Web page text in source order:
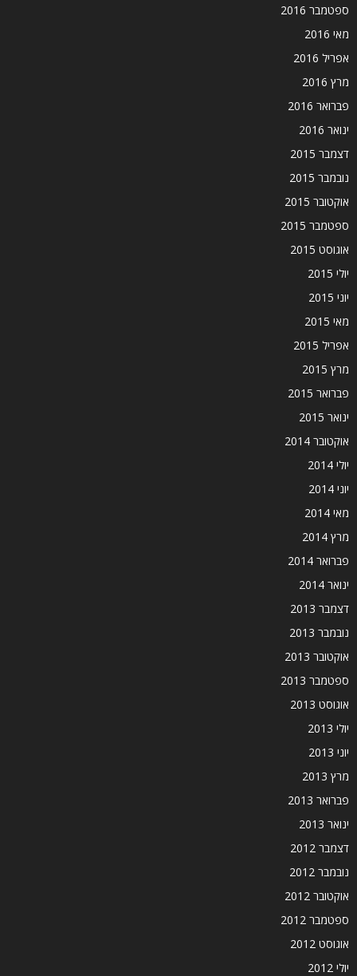
ספטמבר 2016
מאי 2016
אפריל 2016
מרץ 2016
פברואר 2016
ינואר 2016
דצמבר 2015
נובמבר 2015
אוקטובר 2015
ספטמבר 2015
אוגוסט 2015
יולי 2015
יוני 2015
מאי 2015
אפריל 2015
מרץ 2015
פברואר 2015
ינואר 2015
אוקטובר 2014
יולי 2014
יוני 2014
מאי 2014
מרץ 2014
פברואר 2014
ינואר 2014
דצמבר 2013
נובמבר 2013
אוקטובר 2013
ספטמבר 2013
אוגוסט 2013
יולי 2013
יוני 2013
מרץ 2013
פברואר 2013
ינואר 2013
דצמבר 2012
נובמבר 2012
אוקטובר 2012
ספטמבר 2012
אוגוסט 2012
יולי 2012